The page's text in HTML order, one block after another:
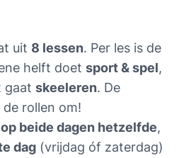
uit 8 lessen. Per les is de
helft doet sport & spel,
gaat skeeleren. De
rollen om!
beide dagen hetzelfde,
dag (vrijdag óf zaterdag)